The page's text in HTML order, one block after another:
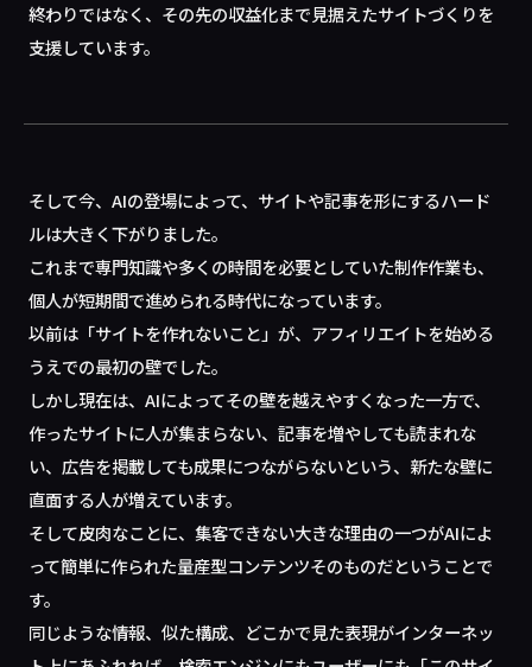
終わりではなく、その先の収益化まで見据えたサイトづくりを
支援しています。
そして今、AIの登場によって、サイトや記事を形にするハード
ルは大きく下がりました。
これまで専門知識や多くの時間を必要としていた制作作業も、
個人が短期間で進められる時代になっています。
以前は「サイトを作れないこと」が、アフィリエイトを始める
うえでの最初の壁でした。
しかし現在は、AIによってその壁を越えやすくなった一方で、
作ったサイトに人が集まらない、記事を増やしても読まれな
い、広告を掲載しても成果につながらないという、新たな壁に
直面する人が増えています。
そして皮肉なことに、集客できない大きな理由の一つがAIによ
って簡単に作られた量産型コンテンツそのものだということで
す。
同じような情報、似た構成、どこかで見た表現がインターネッ